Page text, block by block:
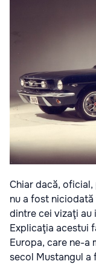
Chiar dacă,
nu a fost
dintre cei vizaţi au
Explicaţia acestui
Europa, care ne-a
secol Mustangul a